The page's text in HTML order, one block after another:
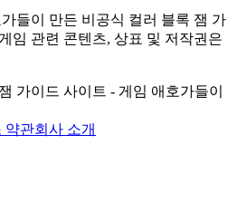
들이 만든 비공식 컬러 블록 잼 가
임 관련 콘텐츠, 상표 및 저작권은
가이드 사이트 - 게임 애호가들이
약관회사 소개